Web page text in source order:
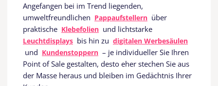
Angefangen bei im Trend liegenden,
umweltfreundlichen Pappaufstellern über
praktische Klebefolien und lichtstarke
Leuchtdisplays bis hin zu digitalen Werbesäulen
und Kundenstoppern – je individueller Sie Ihren
Point of Sale gestalten, desto eher stechen Sie aus
der Masse heraus und bleiben im Gedächtnis Ihrer